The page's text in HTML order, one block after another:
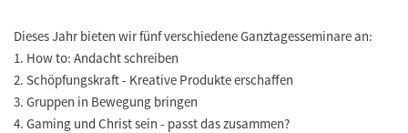
Dieses Jahr bieten wir fünf verschiedene Ganztagesseminare an:
1. How to: Andacht schreiben
2. Schöpfungskraft - Kreative Produkte erschaffen
3. Gruppen in Bewegung bringen
4. Gaming und Christ sein - passt das zusammen?